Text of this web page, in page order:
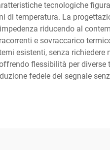
tecnologiche
di temperatura. La
riducendo al
e sovraccarico
esistenti, senza richiedere
flessibilità per diverse
fedele del segnale